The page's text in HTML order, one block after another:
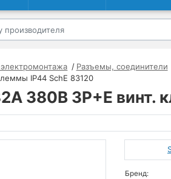
Разъемы, соединители
IP44 SchE 83120
380В 3P+E винт.
Бренд: